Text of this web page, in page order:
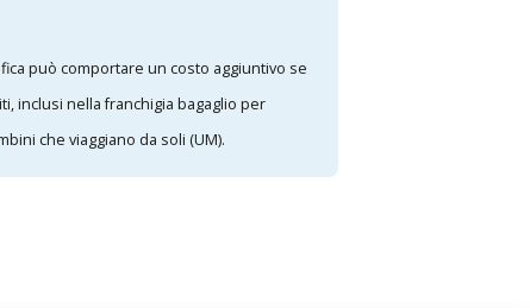
può comportare un costo aggiuntivo se
inclusi nella franchigia bagaglio per
che viaggiano da soli (UM).